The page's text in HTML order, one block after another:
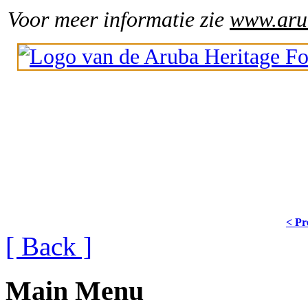
Voor meer informatie zie
<
[ Back ]
Main Menu